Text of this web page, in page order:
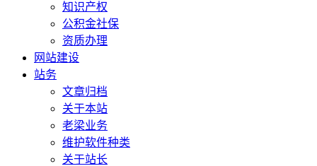
知识产权
公积金社保
资质办理
网站建设
站务
文章归档
关于本站
老梁业务
维护软件种类
关于站长